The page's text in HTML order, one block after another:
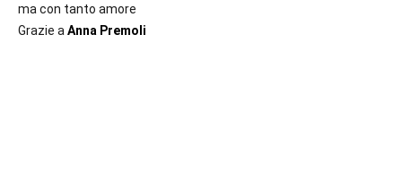
ma con tanto amore
Grazie a Anna Premoli